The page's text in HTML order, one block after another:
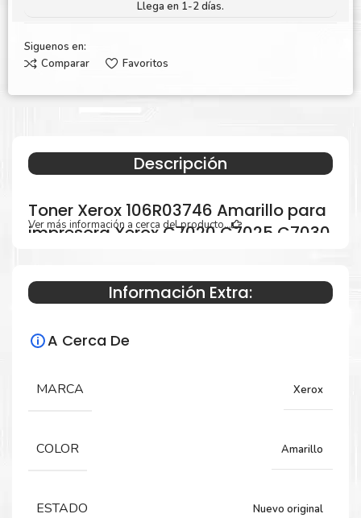
Llega en 1-2 días.
Siguenos en:
Comparar
Favoritos
Descripción
Toner Xerox 106R03746 Amarillo para
impresora Xerox C7020 C7025 C7030
Especificaciones Técnicas
Para impresoras:
C7030
Ver más información a cerca del producto...
Información Extra:
A Cerca De
MARCA Xerox
COLOR Amarillo
ESTADO Nuevo original